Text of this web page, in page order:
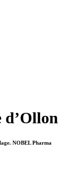
d’Ollon
NOBEL Pharma